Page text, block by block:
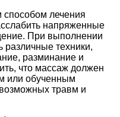
лечения
напряженные
При выполнении
техники,
разминание и
что массаж должен
или обученным
травм и